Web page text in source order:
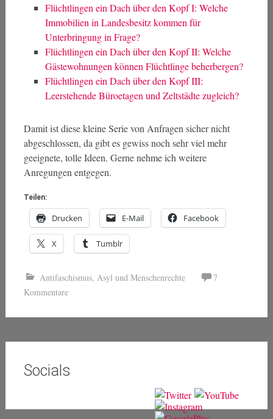
Flüchtlingen ein Dach über den Kopf I: Welche
Immobilien in Landesbesitz kommen für
Unterbringung in Frage?
Flüchtlingen ein Dach über den Kopf II: Welche
Gästewohnungen können Flüchtlinge beherbergen?
Flüchtlingen ein Dach über den Kopf III:
Leerstehende Büroetagen und Zeltstädte zugleich?
Damit ist diese kleine Serie von Anfragen sicher nicht
abgeschlossen, da gibt es gewiss noch sehr viel mehr
geeignete, tolle Ideen. Gerne nehme ich weitere
Anregungen entgegen.
Teilen:
Drucken E-Mail Facebook
X Tumblr
Antifaschismus, Asyl und Menschenrechte
7
Kommentare
Socials